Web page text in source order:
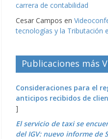
carrera de contabilidad
Cesar Campos en
tecnologías y la Tributación
Publicaciones más
Consideraciones para el
anticipos recibidos de
]
El servicio de taxi se
del IGV: nuevo informe de